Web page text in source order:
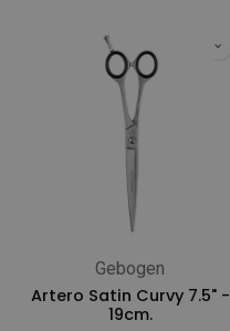
Gebogen
Artero Satin Curvy 7.5" -
19cm.